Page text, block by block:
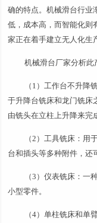
确的特点。机械滑台行业
低，成本高，而智能化则
家正在着手建立无人化生
机械滑台厂家分析此
（1）工作台不升降
于升降台铣床和龙门铣床
由铣头在立柱上升降来完
（2）工具铣床：用
台和插头等多种附件，还
（3）仪表铣床：一
小型零件。
（4）单柱铣床和单